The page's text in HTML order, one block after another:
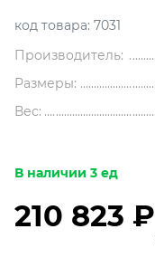
код товара: 7031
Производитель:
Размеры:
Вес:
В наличии 3 ед
210 823 ₽